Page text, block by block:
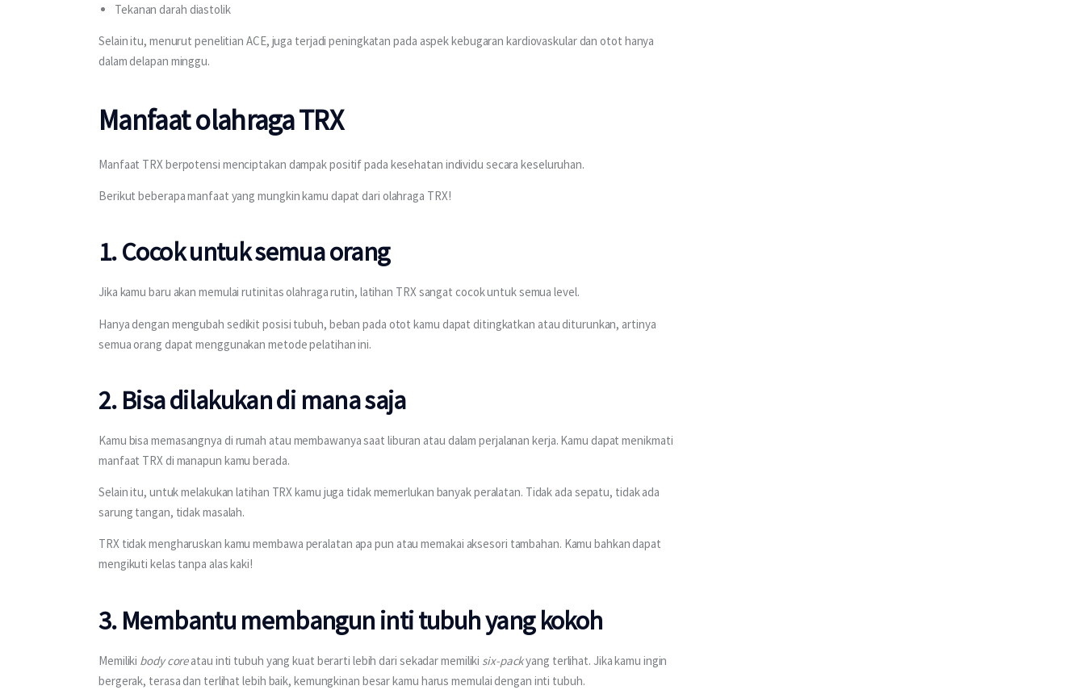
Tekanan darah diastolik
Selain itu, menurut penelitian ACE, juga terjadi peningkatan pada aspek kebugaran kardiovaskular dan otot hanya
dalam delapan minggu.
Manfaat olahraga TRX
Manfaat TRX berpotensi menciptakan dampak positif pada kesehatan individu secara keseluruhan.
Berikut beberapa manfaat yang mungkin kamu dapat dari olahraga TRX!
1. Cocok untuk semua orang
Jika kamu baru akan memulai rutinitas olahraga rutin, latihan TRX sangat cocok untuk semua level.
Hanya dengan mengubah sedikit posisi tubuh, beban pada otot kamu dapat ditingkatkan atau diturunkan, artinya
semua orang dapat menggunakan metode pelatihan ini.
2. Bisa dilakukan di mana saja
Kamu bisa memasangnya di rumah atau membawanya saat liburan atau dalam perjalanan kerja. Kamu dapat menikmati
manfaat TRX di manapun kamu berada.
Selain itu, untuk melakukan latihan TRX kamu juga tidak memerlukan banyak peralatan. Tidak ada sepatu, tidak ada
sarung tangan, tidak masalah.
TRX tidak mengharuskan kamu membawa peralatan apa pun atau memakai aksesori tambahan. Kamu bahkan dapat
mengikuti kelas tanpa alas kaki!
3. Membantu membangun inti tubuh yang kokoh
Memiliki body core atau inti tubuh yang kuat berarti lebih dari sekadar memiliki six-pack yang terlihat. Jika kamu ingin
bergerak, terasa dan terlihat lebih baik, kemungkinan besar kamu harus memulai dengan inti tubuh.